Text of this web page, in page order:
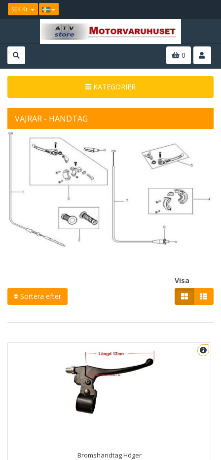
SEK Kr
0
KATEGORIER
VAJRAR - HANDTAG
Sortera efter
Visa
Bromshandtag Höger